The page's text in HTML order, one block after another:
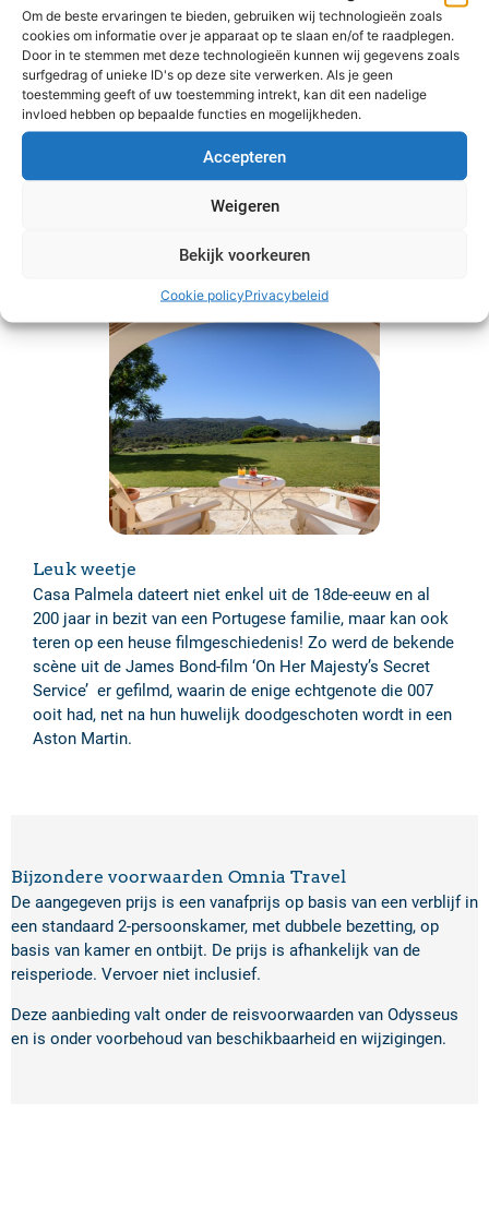
Om de beste ervaringen te bieden, gebruiken wij technologieën zoals
cookies om informatie over je apparaat op te slaan en/of te raadplegen.
Door in te stemmen met deze technologieën kunnen wij gegevens zoals
surfgedrag of unieke ID's op deze site verwerken. Als je geen
toestemming geeft of uw toestemming intrekt, kan dit een nadelige
invloed hebben op bepaalde functies en mogelijkheden.
Accepteren
Weigeren
Bekijk voorkeuren
Cookie policyPrivacybeleid
Leuk weetje
Casa Palmela dateert niet enkel uit de 18de-eeuw en al
200 jaar in bezit van een Portugese familie, maar kan ook
teren op een heuse filmgeschiedenis! Zo werd de bekende
scène uit de James Bond-film ‘On Her Majesty’s Secret
Service’ er gefilmd, waarin de enige echtgenote die 007
ooit had, net na hun huwelijk doodgeschoten wordt in een
Aston Martin.
Bijzondere voorwaarden Omnia Travel
De aangegeven prijs is een vanafprijs op basis van een verblijf in
een standaard 2-persoonskamer, met dubbele bezetting, op
basis van kamer en ontbijt. De prijs is afhankelijk van de
reisperiode. Vervoer niet inclusief.
Deze aanbieding valt onder de reisvoorwaarden van Odysseus
en is onder voorbehoud van beschikbaarheid en wijzigingen.